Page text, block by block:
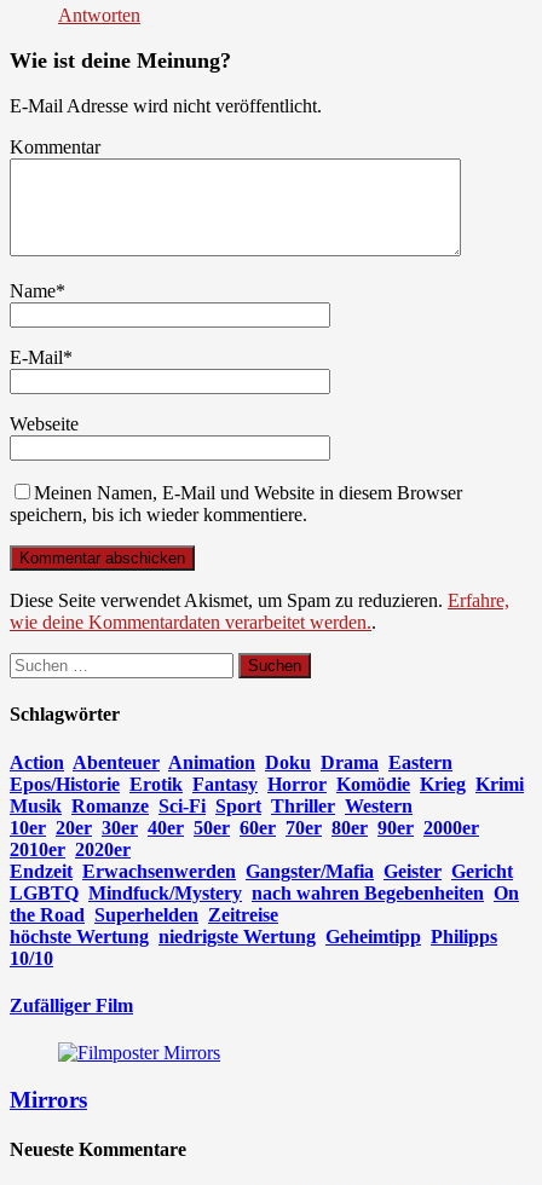
Antworten
Wie ist deine Meinung?
E-Mail Adresse wird nicht veröffentlicht.
Kommentar
Name*
E-Mail*
Webseite
Meinen Namen, E-Mail und Website in diesem Browser
speichern, bis ich wieder kommentiere.
Diese Seite verwendet Akismet, um Spam zu reduzieren. Erfahre,
wie deine Kommentardaten verarbeitet werden..
Suchen
nach:
Schlagwörter
Action Abenteuer Animation Doku Drama Eastern
Epos/Historie Erotik Fantasy Horror Komödie Krieg Krimi
Musik Romanze Sci-Fi Sport Thriller Western
10er 20er 30er 40er 50er 60er 70er 80er 90er 2000er
2010er 2020er
Endzeit Erwachsenwerden Gangster/Mafia Geister Gericht
LGBTQ Mindfuck/Mystery nach wahren Begebenheiten On
the Road Superhelden Zeitreise
höchste Wertung niedrigste Wertung Geheimtipp Philipps
10/10
Zufälliger Film
Mirrors
Neueste Kommentare